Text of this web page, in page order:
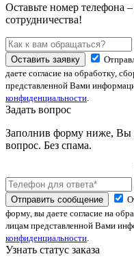
Оставьте номер телефона
сотрудничества!
Оставить заявку
даете согласие на обработку,
представленной Вами
конфиденциальности
Задать вопрос
Заполнив форму ниже, Вы
вопрос. Без спама.
Отправить сообщение
форму, вы даете согласие на
лицам представленной Вами
конфиденциальности
Узнать статус заказа